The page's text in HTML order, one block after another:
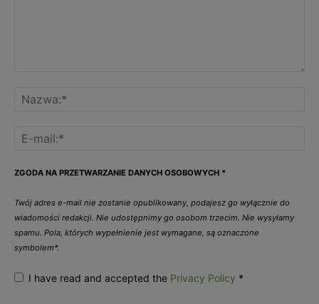
ZGODA NA PRZETWARZANIE DANYCH OSOBOWYCH *
Twój adres e-mail nie zostanie opublikowany, podajesz go wyłącznie do
wiadomości redakcji. Nie udostępnimy go osobom trzecim. Nie wysyłamy
spamu. Pola, których wypełnienie jest wymagane, są oznaczone
symbolem*.
I have read and accepted the Privacy Policy *